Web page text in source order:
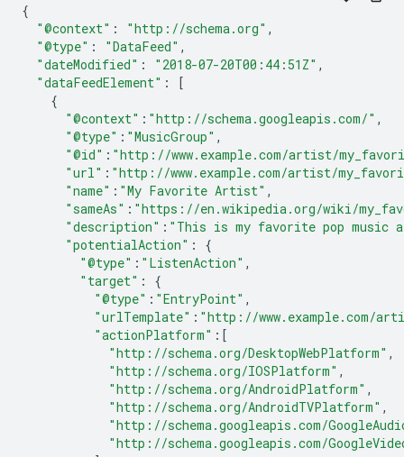
{
"@context" : "http://schema.org" ,
"@type" : "DataFeed" ,
"dateModified" : "2018-07-20T00:44:51Z" ,
"dataFeedElement" :
[
{
"@context" : "http://schema.googleapis.com/" ,
"@type" : "MusicGroup" ,
"@id" : "http://www.example.com/artist/
"url" : "http://www.example.com/artist/
"name" : "My Favorite Artist" ,
"sameAs" : "https://en.wikipedia.org/wiki/
"description" : "This is my favorite pop
"potentialAction" :
{
"@type" : "ListenAction" ,
"target" :
{
"@type" : "EntryPoint" ,
"urlTemplate" : "http://www.example.com/
"actionPlatform" :[
"http://schema.org/DesktopWebPlatform" ,
"http://schema.org/IOSPlatform" ,
"http://schema.org/AndroidPlatform" ,
"http://schema.org/AndroidTVPlatform" ,
"http://schema.googleapis.com/
"http://schema.googleapis.com/